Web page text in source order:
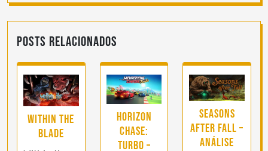
Posts Relacionados
Within the
Blade
Horizon
Chase:
Turbo –
Seasons
After Fall –
Análise